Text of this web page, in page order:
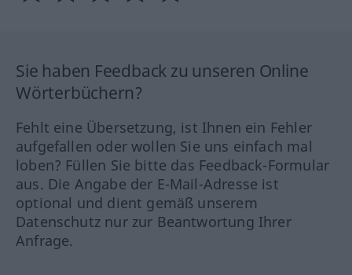
Sie haben Feedback zu unseren Online
Wörterbüchern?
Fehlt eine Übersetzung, ist Ihnen ein Fehler
aufgefallen oder wollen Sie uns einfach mal
loben? Füllen Sie bitte das Feedback-Formular
aus. Die Angabe der E-Mail-Adresse ist
optional und dient gemäß unserem
Datenschutz nur zur Beantwortung Ihrer
Anfrage.